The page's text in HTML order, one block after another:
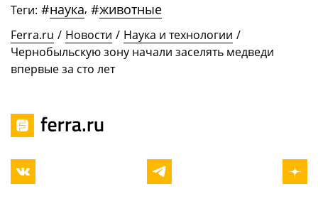
Теги: #наука, #животные
Ferra.ru / Новости / Наука и технологии /
Чернобыльскую зону начали заселять медведи
впервые за сто лет